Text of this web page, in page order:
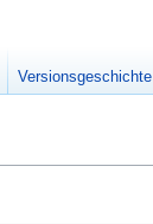
Versionsgeschichte